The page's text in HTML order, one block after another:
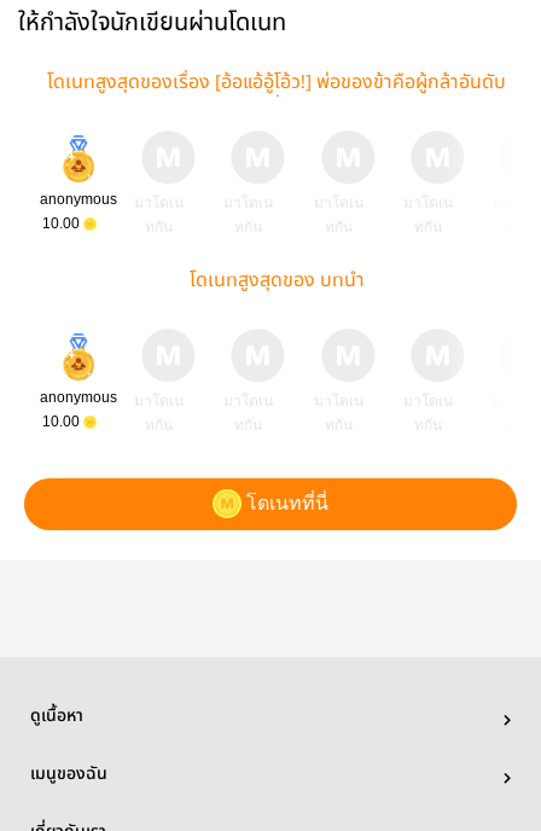
ให้กำลังใจนักเขียนผ่านโดเนท
โดเนทสูงสุดของเรื่อง [อ้อแอ้อู้โอ้ว!] พ่อของข้าคือผู้กล้าอันดับ
anonymous
10.00
มาโดเน
ทกัน
มาโดเน
ทกัน
มาโดเน
ทกัน
มาโดเน
ทกัน
โดเนทสูงสุดของ บทนำ
anonymous
10.00
มาโดเน
ทกัน
มาโดเน
ทกัน
มาโดเน
ทกัน
มาโดเน
ทกัน
โดเนทที่นี่
ดูเนื้อหา
เมนูของฉัน